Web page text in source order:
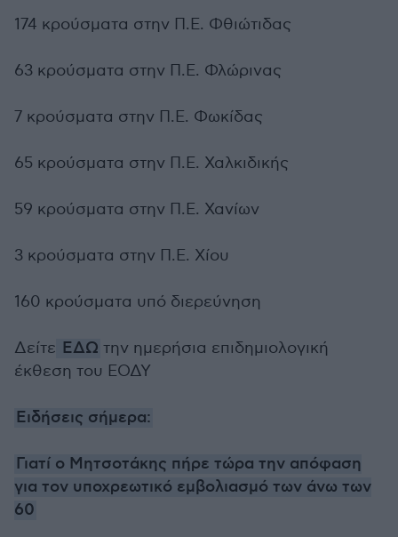
174 κρούσματα στην Π.Ε. Φθιώτιδας
63 κρούσματα στην Π.Ε. Φλώρινας
7 κρούσματα στην Π.Ε. Φωκίδας
65 κρούσματα στην Π.Ε. Χαλκιδικής
59 κρούσματα στην Π.Ε. Χανίων
3 κρούσματα στην Π.Ε. Χίου
160 κρούσματα υπό διερεύνηση
Δείτε ΕΔΩ την ημερήσια επιδημιολογική
έκθεση του ΕΟΔΥ
Ειδήσεις σήμερα:
Γιατί ο Μητσοτάκης πήρε τώρα την απόφαση
για τον υποχρεωτικό εμβολιασμό των άνω των
60